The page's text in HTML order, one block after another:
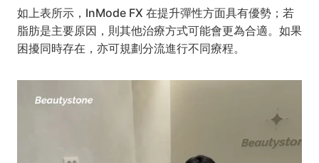
如上表所示，InMode FX 在提升彈性方面具有優勢；若
脂肪是主要原因，則其他治療方式可能會更為合適。如果
困擾同時存在，亦可規劃分流進行不同療程。